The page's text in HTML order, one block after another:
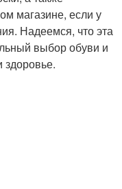
магазине, если у
Надеемся, что эта
выбор обуви и
здоровье.